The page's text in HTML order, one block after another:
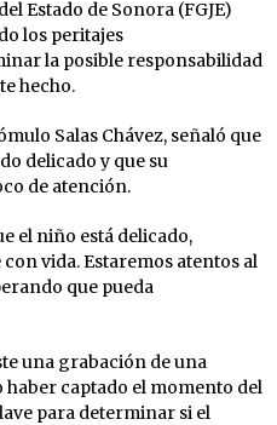
Estado de Sonora (FGJE)
los peritajes
la posible responsabilidad
hecho.
Salas Chávez, señaló que
delicado y que su
de atención.
el niño está delicado,
vida. Estaremos atentos al
que pueda
una grabación de una
captado el momento del
para determinar si el